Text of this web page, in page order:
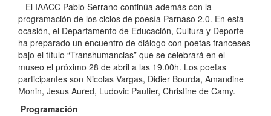
El IAACC Pablo Serrano continúa además con la
programación de los ciclos de poesía Parnaso 2.0. En esta
ocasión, el Departamento de Educación, Cultura y Deporte
ha preparado un encuentro de diálogo con poetas franceses
bajo el título “Transhumancias” que se celebrará en el
museo el próximo 28 de abril a las 19.00h. Los poetas
participantes son Nicolas Vargas, Didier Bourda, Amandine
Monin, Jesus Aured, Ludovic Pautier, Christine de Camy.
Programación